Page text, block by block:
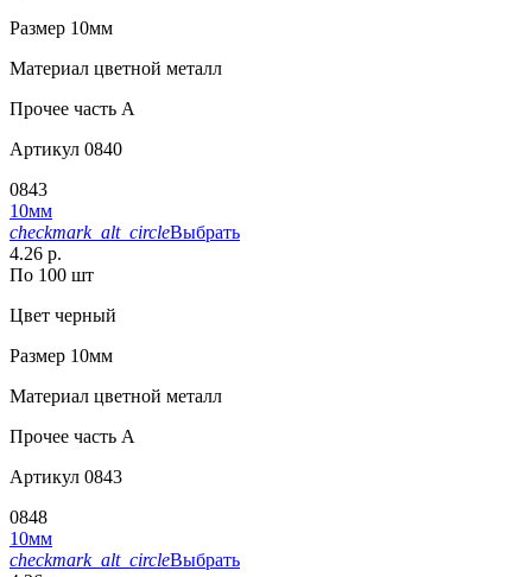
Размер 10мм
Материал цветной металл
Прочее часть A
Артикул 0840
0843
10мм
checkmark_alt_circleВыбрать
4.26 р.
По 100 шт
Цвет черный
Размер 10мм
Материал цветной металл
Прочее часть A
Артикул 0843
0848
10мм
checkmark_alt_circleВыбрать